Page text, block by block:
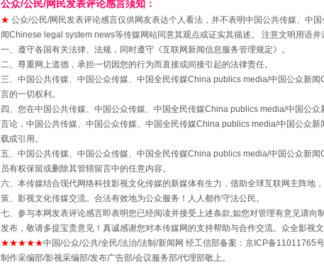
珠宝
公众/公民/网民发表评论感言须知：
★ 公众/公民/网民发表评论感言仅供网友表达个人看法，并不表明中国公共传媒、
闻Chinese legal system news等传媒网站同意其观点或证实其描述。 注意文明用语并
一、遵守各国有关法律、法规，同时遵守《互联网新闻信息服务管理规定》。
二、尊重网上道德，承担一切因您的行为而直接或间接引起的法律责任。
三、中国公共传媒、中国公众传媒、中国全民传媒China publics media/中国公众新
言的一切权利。
四、您在中国公共传媒、中国公众传媒、中国全民传媒China publics media/中国公
言论，中国公共传媒、中国公众传媒、中国全民传媒China publics media/中国公众
载或引用。
五、中国公共传媒、中国公众传媒、中国全民传媒China publics media/中国公众新
员有权保留或删除其管辖留言中的任意内容。
六、本传媒结合现代网络科技影视文化传媒的新媒体有生力，借助全球互联网主阵地
策、影视文化传媒交流。合法有效地为公众服务！人人都作守法公民。
七、参与本网发表评论感言即表明您已经阅读并接受上述条款,如您对管理有意见请
发布，敬请多提宝贵意见！真诚感谢您对本传媒网的支持帮助与合作交流。众全影视
★★★★★中国/公众/公共/全民/法治/法制/新闻网 经工信部备案：京ICP备11011765
制作采编部/影视采编部/发布广告部/会议服务部/代理部敬上。